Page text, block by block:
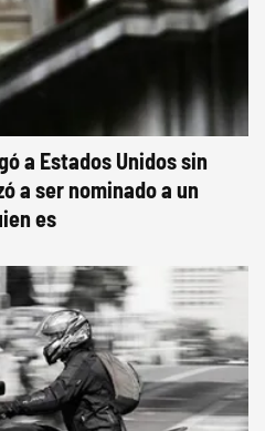
a Estados Unidos sin
a ser nominado a un
es